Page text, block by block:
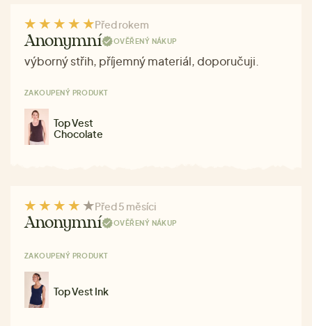
Před rokem
Anonymní OVĚŘENÝ NÁKUP
výborný střih, příjemný materiál, doporučuji.
ZAKOUPENÝ PRODUKT
Top Vest
Chocolate
Před 5 měsíci
Anonymní OVĚŘENÝ NÁKUP
ZAKOUPENÝ PRODUKT
Top Vest Ink